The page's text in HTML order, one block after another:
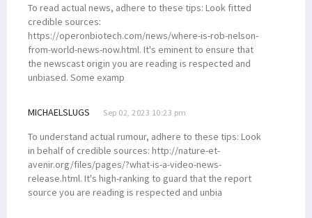
To read actual news, adhere to these tips: Look fitted
credible sources:
https://operonbiotech.com/news/where-is-rob-nelson-
from-world-news-now.html. It's eminent to ensure that
the newscast origin you are reading is respected and
unbiased. Some examp
MICHAELSLUGS Sep 02, 2023 10:23 pm
To understand actual rumour, adhere to these tips: Look
in behalf of credible sources: http://nature-et-
avenir.org/files/pages/?what-is-a-video-news-
release.html. It's high-ranking to guard that the report
source you are reading is respected and unbia